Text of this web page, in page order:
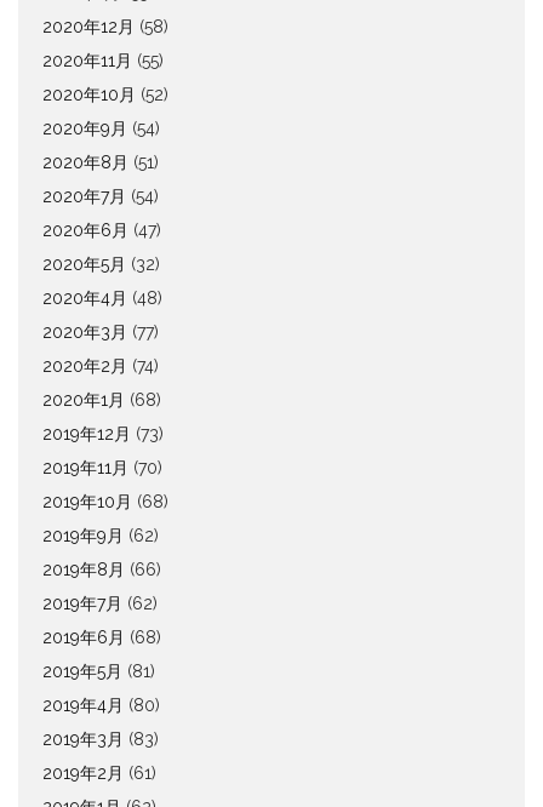
2020年12月 (58)
2020年11月 (55)
2020年10月 (52)
2020年9月 (54)
2020年8月 (51)
2020年7月 (54)
2020年6月 (47)
2020年5月 (32)
2020年4月 (48)
2020年3月 (77)
2020年2月 (74)
2020年1月 (68)
2019年12月 (73)
2019年11月 (70)
2019年10月 (68)
2019年9月 (62)
2019年8月 (66)
2019年7月 (62)
2019年6月 (68)
2019年5月 (81)
2019年4月 (80)
2019年3月 (83)
2019年2月 (61)